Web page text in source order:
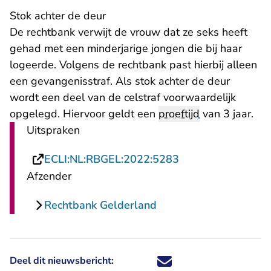
Stok achter de deur
De rechtbank verwijt de vrouw dat ze seks heeft
gehad met een minderjarige jongen die bij haar
logeerde. Volgens de rechtbank past hierbij alleen
een gevangenisstraf. Als stok achter de deur
wordt een deel van de celstraf voorwaardelijk
opgelegd. Hiervoor geldt een proeftijd van 3 jaar.
Uitspraken
ECLI:NL:RBGEL:2022:5283
Afzender
Rechtbank Gelderland
Deel dit nieuwsbericht: Deel dit nieuwsbericht via X -
Deel dit nieuwsbericht via
Deel dit nieuwsbericht
Deel dit